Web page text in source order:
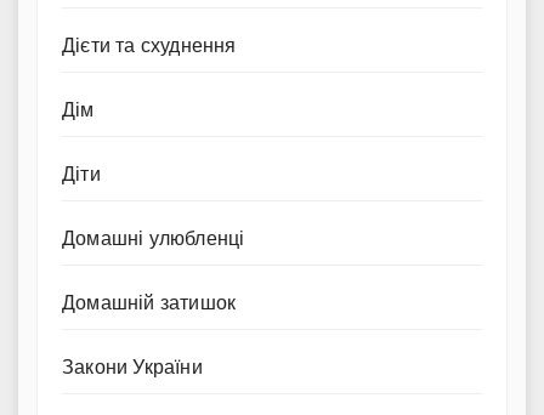
Дієти та схуднення
Дім
Діти
Домашні улюбленці
Домашній затишок
Закони України